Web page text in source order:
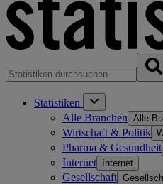
Statistiken
Alle Branchen Alle
Wirtschaft & Politik
Pharma & Gesundheit
Internet Internet
Gesellschaft